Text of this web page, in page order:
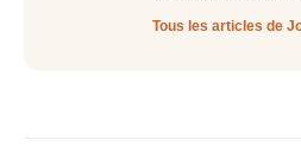
Tous les articles de